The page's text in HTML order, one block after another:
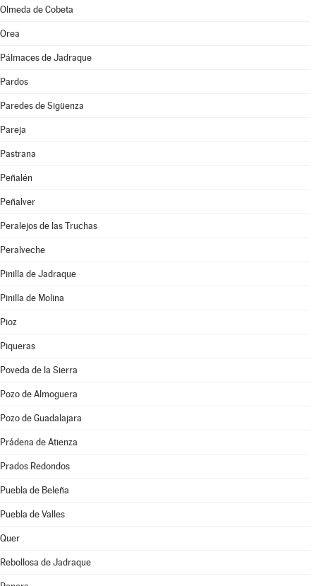
Olmeda de Cobeta
Orea
Pálmaces de Jadraque
Pardos
Paredes de Sigüenza
Pareja
Pastrana
Peñalén
Peñalver
Peralejos de las Truchas
Peralveche
Pinilla de Jadraque
Pinilla de Molina
Pioz
Piqueras
Poveda de la Sierra
Pozo de Almoguera
Pozo de Guadalajara
Prádena de Atienza
Prados Redondos
Puebla de Beleña
Puebla de Valles
Quer
Rebollosa de Jadraque